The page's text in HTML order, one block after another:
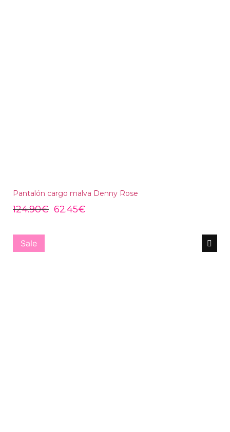
Pantalón cargo malva Denny Rose
124.90€ 62.45€
Sale